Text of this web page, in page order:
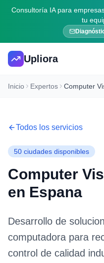
Consultoría IA para
tu
Upliora
Inicio Expertos Computer
Todos los servicios
50 ciudades disponibles
Computer
en Espana
Desarrollo de
computadora para
control de calidad